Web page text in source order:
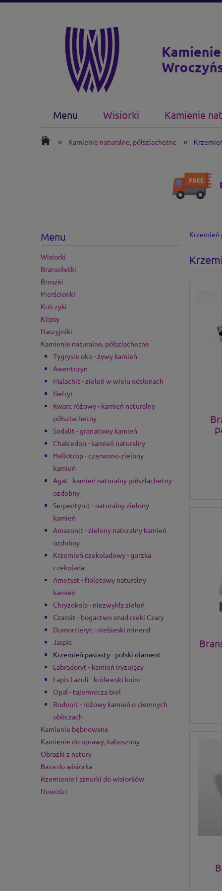
Menu Wisiorki Kamienie
» Kamienie naturalne, półszlachetne »
Menu
Wisiorki
Bransoletki
Broszki
Pierścionki
Kolczyki
Klipsy
Naszyjniki
Kamienie naturalne, półszlachetne
Tygrysie oko - żywy kamień
Awenturyn
Malachit - zieleń w wielu odsłonach
Nefryt
Kwarc różowy - kamień naturalny
półszlachetny
Sodalit - granatowy kamień
Chalcedon - kamień naturalny
Heliotrop - czerwono-zielony
kamień
Agat - kamień naturalny półszlachetny
ozdobny
Serpentynit - naturalny zielony
kamień
Amazonit - zielony naturalny kamień
ozdobny
Krzemień czekoladowy - gorzka
czekolada
Ametyst - fioletowy naturalny
kamień
Chryzokola - niezwykła zieleń
Czaroit - bogactwo znad rzeki Czary
Dumortieryt - niebieski minerał
Jaspis
Krzemień pasiasty - polski diament
Labradoryt - kamień iryzujący
Lapis Lazuli - królewski kolor
Opal - tajemnicza biel
Rodonit - różowy kamień o ciemnych
obliczach
Kamienie bębnowane
Kamienie do oprawy, kaboszony
Obrazki z natury
Baza do wisiorka
Rzemienie i sznurki do wisiorków
Nowości
Krzemień